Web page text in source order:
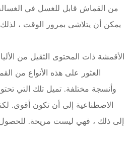
من القماش قابل للغسل في
يمكن أن يتلاشى بمرور الوقت ،
الأقمشة ذات المحتوى الثقيل من
العثور على هذه الأنواع من
وأنسجة مختلفة. تميل تلك التي
الاصطناعية إلى أن تكون أقوى.
إلى ذلك ، فهي ليست مريحة.